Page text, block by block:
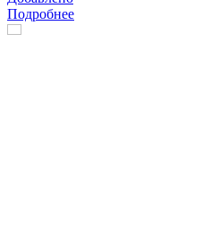
Подробнее